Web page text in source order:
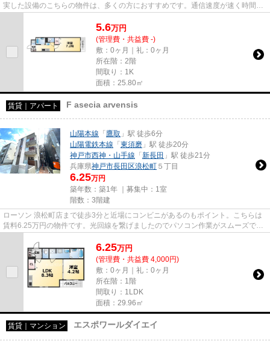
実した設備のこちらの物件は、多くの方におすすめです。通信速度が速く時間も
5.6万円
(管理費・共益費 -)
敷：0ヶ月｜礼：0ヶ月
所在階：2階
間取り：1K
面積：25.80㎡
賃貸｜アパート F asecia arvensis
山陽本線 「 鷹取 」駅 徒歩6分
山陽電鉄本線 「 東須磨 」駅 徒歩20分
神戸市西神・山手線 「 新長田 」駅 徒歩21分
兵庫県神戸市長田区浪松町 ５丁目
6.25万円
築年数：築1年 ｜募集中： 1室
階数：3階建
ローソン 浪松町店まで徒歩3分と近場にコンビニがあるのもポイント。こちらは
賃料6.25万円の物件です。光回線を繋げましたのでパソコン作業がスムーズで
6.25万円
(管理費・共益費 4,000円)
敷：0ヶ月｜礼：0ヶ月
所在階：1階
間取り：1LDK
面積：29.96㎡
賃貸｜マンション エスポワールダイエイ